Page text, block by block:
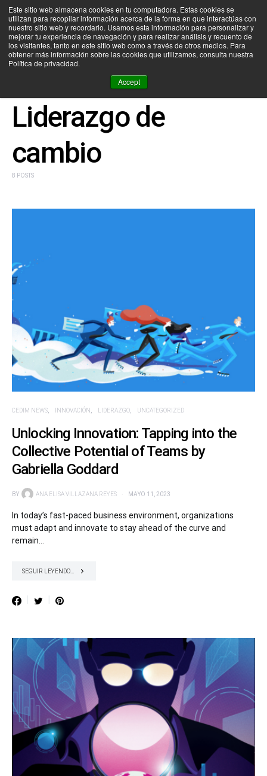
Este sitio web almacena cookies en tu computadora. Estas cookies se
utilizan para recopilar información acerca de la forma en que interactúas con
nuestro sitio web y recordarlo. Usamos esta información para personalizar y
mejorar tu experiencia de navegación y para realizar análisis y recuento de
los visitantes, tanto en este sitio web como a través de otros medios. Para
obtener más información sobre las cookies que utilizamos, consulta nuestra
Política de privacidad.
Accept
SEARCH FOR:
Liderazgo de
cambio
8 POSTS
CEDIM NEWS INNOVACIÓN LIDERAZGO UNCATEGORIZED
Unlocking Innovation: Tapping into the
Collective Potential of Teams by
Gabriella Goddard
BY ANA ELISA VILLAZANA REYES MAYO 11, 2023
In today’s fast-paced business environment, organizations
must adapt and innovate to stay ahead of the curve and
remain…
SEGUIR LEYENDO...